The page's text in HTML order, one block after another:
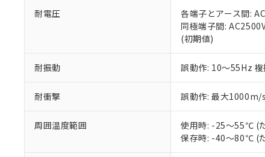
耐電圧
各端子とアース間:
同極端子間:
(初期値)
耐振動 誤動作: 10～55Hz
耐衝撃 誤動作: 最大1000m/
周囲温度範囲
使用時: -25～55℃ (
保存時: -40～80℃ (
り割愛しており